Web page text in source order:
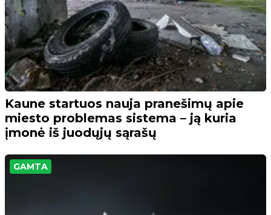
Kaune startuos nauja pranešimų apie
miesto problemas sistema – ją kuria
įmonė iš juodųjų sąrašų
GAMTA